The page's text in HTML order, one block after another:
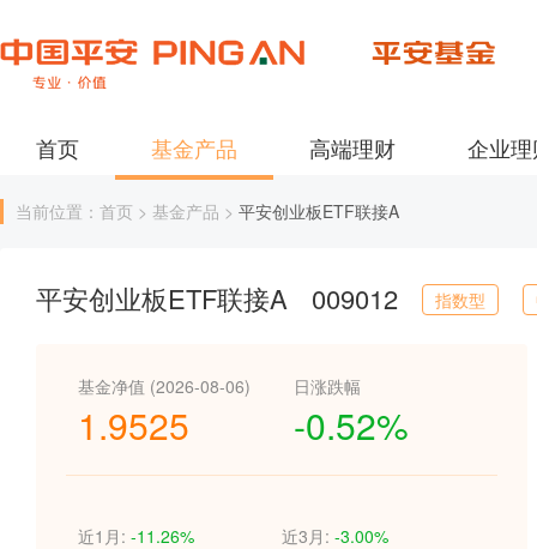
首页 基金产品 高端理财 企业
当前位置：首页 > 基金产品 > 平安创业板ETF联接A
平安创业板ETF联接A 009012 指数型
基金净值 (2026-08-06)
1.9525
日涨跌幅
-0.52%
近1月: -11.26% 近3月: -3.00%